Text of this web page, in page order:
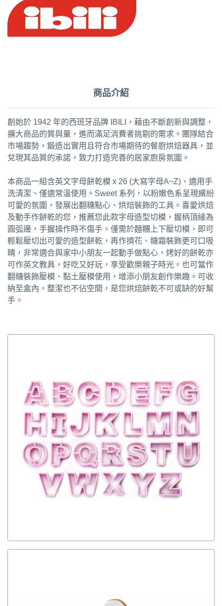
商品介紹
創始於 1942 年的西班牙品牌 IBILI，藉由不斷創新與調整，
擴大商品的質與量，進而滿足消費者挑剔的需求。團隊結合
市場趨勢，鍛造出實用且符合市場期待的餐廚烘焙器具，並
兌現其品質的承諾，致力打造完善的居家廚房氛圍。
本商品一組含英文字母餅乾模 x 26 (大寫字母A~Z)、適用手
洗清潔、僅適常溫使用。Sweet 系列，以粉嫩色系呈現繽紛
可愛的氛圍，發展出翻糖點心、烘焙裝飾的工具。喜愛烘焙
及動手作餅乾的您，推薦您此款字母造型切模，握柄頂緣為
圓弧邊，手握操作時不傷手。僅需於麵糰上下壓切模，即可
輕鬆壓切出可愛的造型餅乾，再作擠花、糖霜裝飾更可口吸
睛，非常適合與家中小朋友一起動手做點心，烤好的餅乾亦
可作英文教具，好吃又好玩，享受歡樂親子時光。也可當作
翻糖裝飾壓模、黏土壓模使用，增添小朋友創作樂趣。可收
納至盒內，整潔也不佔空間，是您烘焙餅乾不可或缺的好幫
手。